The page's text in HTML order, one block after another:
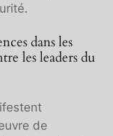
dans les
les leaders du
de